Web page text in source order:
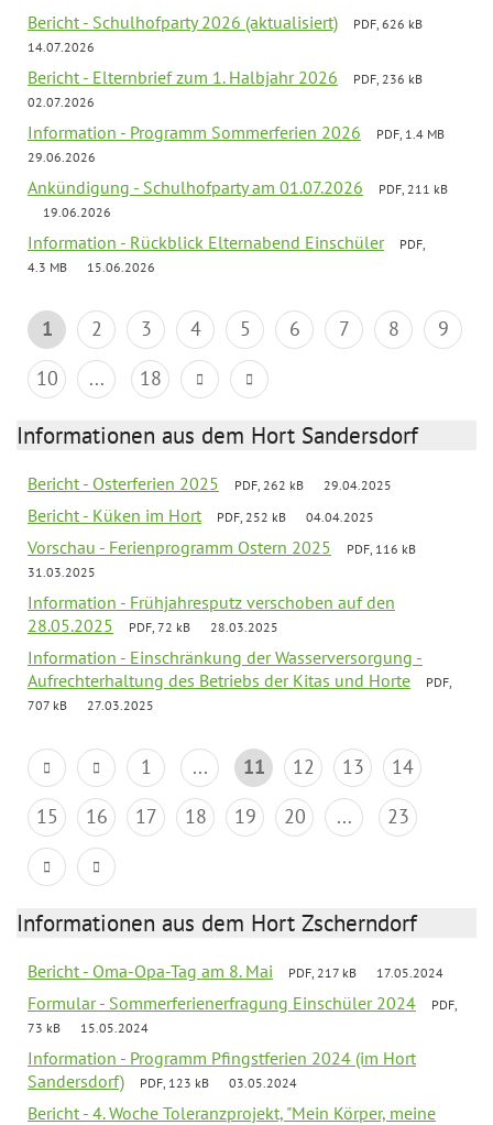
Bericht - Schulhofparty 2026 (aktualisiert)
PDF, 626 kB
14.07.2026
Bericht - Elternbrief zum 1. Halbjahr 2026
PDF, 236 kB
02.07.2026
Information - Programm Sommerferien 2026
PDF, 1.4 MB
29.06.2026
Ankündigung - Schulhofparty am 01.07.2026
PDF, 211 kB
19.06.2026
Information - Rückblick Elternabend Einschüler
PDF,
4.3 MB
15.06.2026
1 2 3 4 5 6 7 8
9
10
... 18
Informationen aus dem Hort Sandersdorf
Bericht - Osterferien 2025 PDF, 262 kB 29.04.2025
Bericht - Küken im Hort PDF, 252 kB 04.04.2025
Vorschau - Ferienprogramm Ostern 2025
PDF, 116 kB
31.03.2025
Information - Frühjahresputz verschoben auf den
28.05.2025
PDF, 72 kB 28.03.2025
Information - Einschränkung der Wasserversorgung -
Aufrechterhaltung des Betriebs der Kitas und Horte
PDF,
707 kB
27.03.2025
1 ... 11 12 13
14
15
16 17 18 19 20 ... 23
Informationen aus dem Hort Zscherndorf
Bericht - Oma-Opa-Tag am 8. Mai PDF, 217 kB 17.05.2024
Formular - Sommerferienerfragung Einschüler 2024
PDF,
73 kB
15.05.2024
Information - Programm Pfingstferien 2024 (im Hort
Sandersdorf)
PDF, 123 kB 03.05.2024
Bericht - 4. Woche Toleranzprojekt, "Mein Körper, meine